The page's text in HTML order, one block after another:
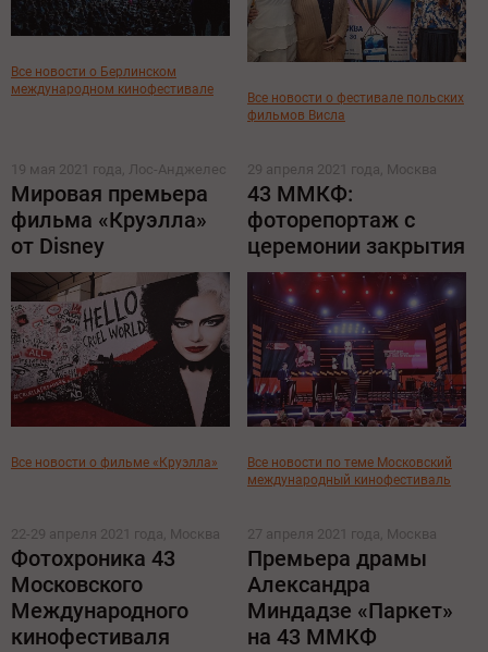
Все новости о Берлинском
международном кинофестивале
Все новости о фестивале польских
фильмов Висла
19 мая 2021 года, Лос-Анджелес
Мировая премьера
фильма «Круэлла»
от Disney
Все новости о фильме «Круэлла»
29 апреля 2021 года, Москва
43 ММКФ:
фоторепортаж с
церемонии закрытия
Все новости по теме Московский
международный кинофестиваль
22-29 апреля 2021 года, Москва
Фотохроника 43
Московского
Международного
кинофестиваля
27 апреля 2021 года, Москва
Премьера драмы
Александра
Миндадзе «Паркет»
на 43 ММКФ